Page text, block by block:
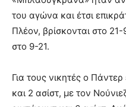
του αγώνα και έτσι
Πλέον, βρίσκονται στο
στο 9-21.
Για τους νικητές ο
και 2 ασίστ, με τον